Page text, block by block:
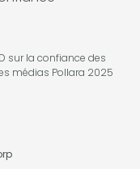
sur la confiance des
médias Pollara 2025